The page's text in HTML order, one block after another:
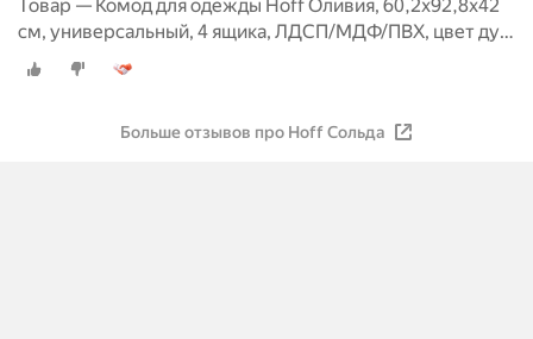
Товар — Комод для одежды Hoff Оливия, 60,2х92,8х42
см, универсальный, 4 ящика, ЛДСП/МДФ/ПВХ, цвет дуб
Сонома, белое дерево
Больше отзывов про Hoff Сольда